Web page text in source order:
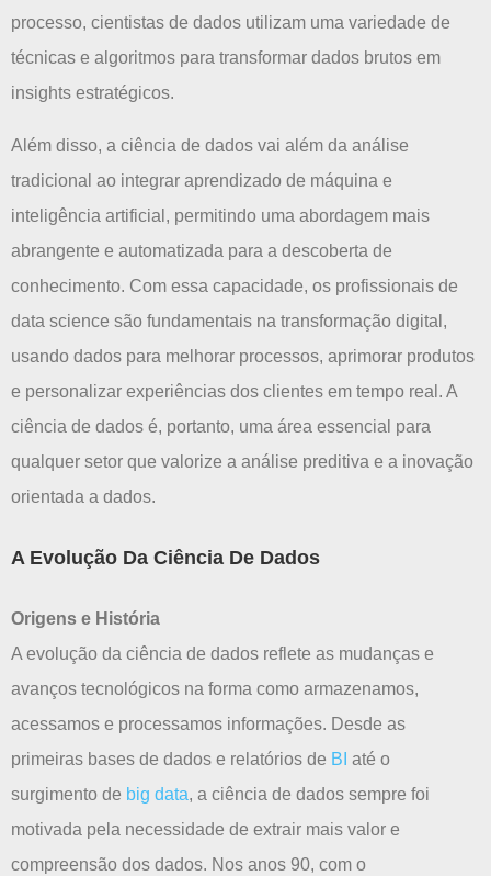
processo, cientistas de dados utilizam uma variedade de
técnicas e algoritmos para transformar dados brutos em
insights estratégicos.
Além disso, a ciência de dados vai além da análise
tradicional ao integrar aprendizado de máquina e
inteligência artificial, permitindo uma abordagem mais
abrangente e automatizada para a descoberta de
conhecimento. Com essa capacidade, os profissionais de
data science são fundamentais na transformação digital,
usando dados para melhorar processos, aprimorar produtos
e personalizar experiências dos clientes em tempo real. A
ciência de dados é, portanto, uma área essencial para
qualquer setor que valorize a análise preditiva e a inovação
orientada a dados.
A Evolução Da Ciência De Dados
Origens e História
A evolução da ciência de dados reflete as mudanças e
avanços tecnológicos na forma como armazenamos,
acessamos e processamos informações. Desde as
primeiras bases de dados e relatórios de BI até o
surgimento de big data, a ciência de dados sempre foi
motivada pela necessidade de extrair mais valor e
compreensão dos dados. Nos anos 90, com o